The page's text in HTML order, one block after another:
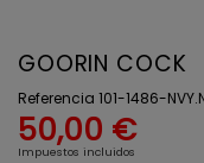
GOORIN COCK
Referencia 101-1486-
50,00 €
Impuestos incluidos